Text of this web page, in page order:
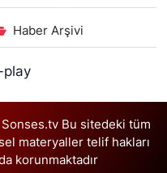
Haber Arşivi
Bu sitedeki tüm
materyaller telif hakları
korunmaktadır